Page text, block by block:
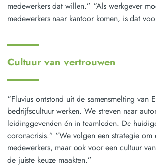
medewerkers dat willen.” “Als werkgever
medewerkers naar kantoor komen, is dat
Cultuur van vertrouwen
“Fluvius ontstond uit de samensmelting van
bedrijfscultuur werken. We streven naar
leidinggevenden én in teamleden. De
coronacrisis.” “We volgen een strategie
medewerkers, maar ook voor een cultuur
de juiste keuze maakten.”